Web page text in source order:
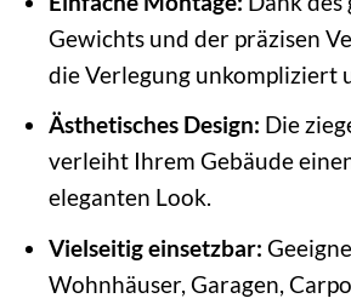
Gewichts und der präzisen
die Verlegung unkompliziert
Ästhetisches Design: Die
verleiht Ihrem Gebäude
eleganten Look.
Vielseitig einsetzbar:
Wohnhäuser, Garagen,